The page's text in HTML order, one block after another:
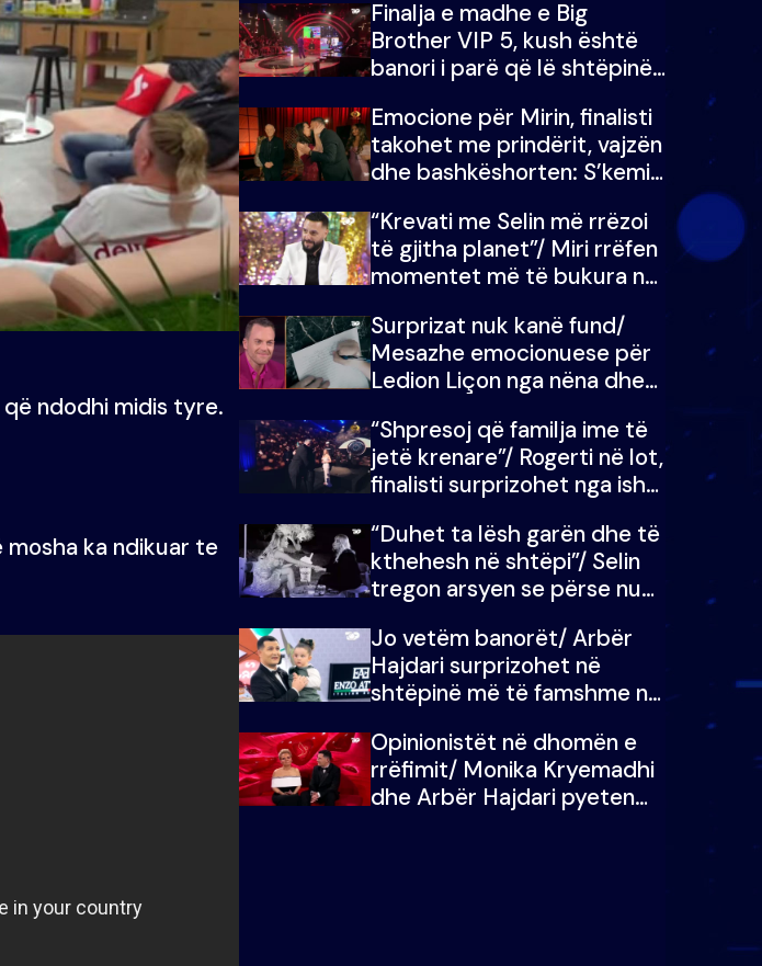
ndodhi midis tyre.
mosha ka ndikuar te
Finalja e madhe e Big
Brother VIP 5, kush është
banori i parë që lë shtëpinë
fituar çmimin e madh
Emocione për Mirin, finalisti
takohet me prindërit, vajzën
dhe bashkëshorten: S’kemi
“Krevati me Selin më rrëzoi
të gjitha planet”/ Miri rrëfen
momentet më të bukura në
mungojë zilja e mëngjesit
kur…
Surprizat nuk kanë fund/
Mesazhe emocionuese për
Ledion Liçon nga nëna dhe
i mban dot lotët: Nuk
meritoj…
“Shpresoj që familja ime të
jetë krenare”/ Rogerti në lot,
finalisti surprizohet nga ish-
“Duhet ta lësh garën dhe të
kthehesh në shtëpi”/ Selin
tregon arsyen se përse nuk
Doja ta çoja luftën time deri
në fund
Jo vetëm banorët/ Arbër
Hajdari surprizohet në
shtëpinë më të famshme në
me vajzën e tij
Opinionistët në dhomën e
rrëfimit/ Monika Kryemadhi
dhe Arbër Hajdari pyeten